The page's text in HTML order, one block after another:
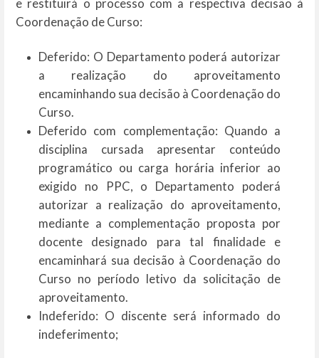
e restituirá o processo com a respectiva decisão à
Coordenação de Curso:
Deferido: O Departamento poderá autorizar
a realização do aproveitamento
encaminhando sua decisão à Coordenação do
Curso.
Deferido com complementação: Quando a
disciplina cursada apresentar conteúdo
programático ou carga horária inferior ao
exigido no PPC, o Departamento poderá
autorizar a realização do aproveitamento,
mediante a complementação proposta por
docente designado para tal finalidade e
encaminhará sua decisão à Coordenação do
Curso no período letivo da solicitação de
aproveitamento.
Indeferido: O discente será informado do
indeferimento;